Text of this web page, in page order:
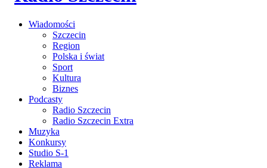
Wiadomości
Szczecin
Region
Polska i świat
Sport
Kultura
Biznes
Podcasty
Radio Szczecin
Radio Szczecin Extra
Muzyka
Konkursy
Studio S-1
Reklama